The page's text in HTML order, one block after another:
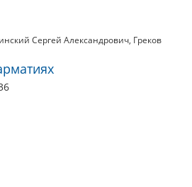
Сергей Александрович Греков